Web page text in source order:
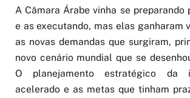
A Câmara Árabe vinha se preparando
e as executando, mas elas ganharam
as novas demandas que surgiram,
novo cenário mundial que se
O planejamento estratégico da
acelerado e as metas que tinham